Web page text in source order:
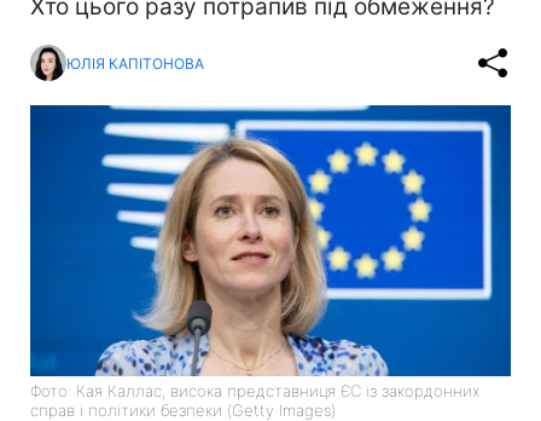
Хто цього разу потрапив під обмеження?
ЮЛІЯ КАПІТОНОВА
Фото: Кая Каллас, висока представниця ЄС із закордонних
справ і політики безпеки (Getty Images)